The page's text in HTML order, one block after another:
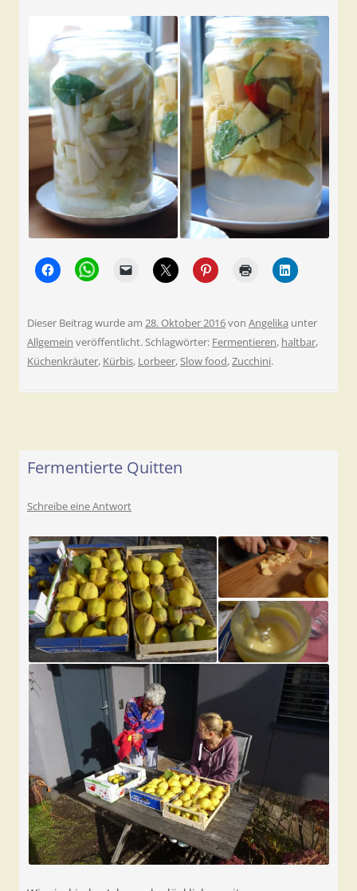
Dieser Beitrag wurde am 28. Oktober 2016von Angelika unter
Allgemein veröffentlicht. Schlagwörter: Fermentieren, haltbar,
Küchenkräuter, Kürbis, Lorbeer,Slow food,Zucchini.
Fermentierte Quitten
Schreibe eine Antwort